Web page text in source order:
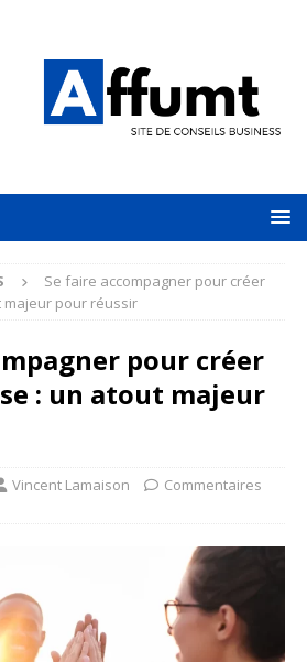
Se faire accompagner pour créer
pour réussir
pour créer
: un atout majeur
Vincent Lamaison
Commentaires